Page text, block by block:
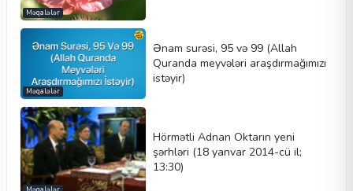
Məqalələr
Məqalələr
Ənam surəsi, 95 və 99 (Allah
Quranda meyvələri araşdırmağımızı
istəyir)
Hörmətli Adnan Oktarın yeni
şərhləri (18 yanvar 2014-cü il;
13:30)